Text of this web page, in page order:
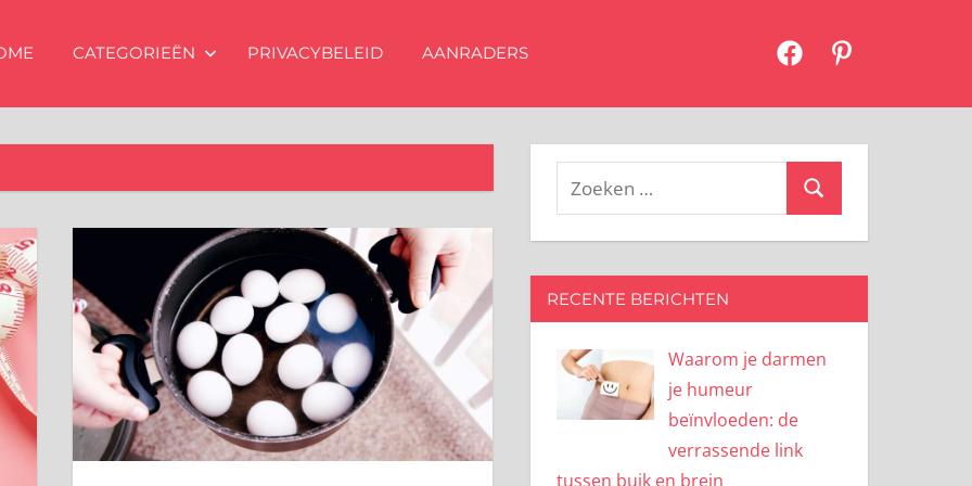
CATEGORIEËN PRIVACYBELEID AANRADERS FacebookPinterest
Zoeken
Zoeken
RECENTE BERICHTEN
Waarom je darmen
je humeur
beïnvloeden: de
verrassende link
tussen buik en brein